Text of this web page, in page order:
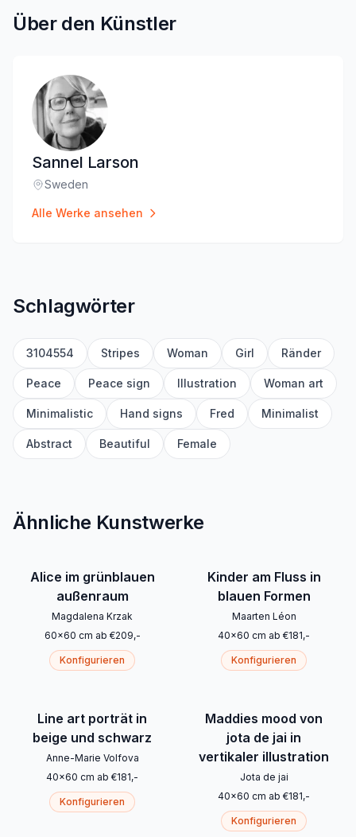
Über den Künstler
Sannel Larson
Standort:
Sweden
Alle Werke ansehen
Schlagwörter
3104554 Stripes Woman Girl Ränder
Peace Peace sign Illustration Woman art
Minimalistic Hand signs Fred Minimalist
Abstract Beautiful Female
Ähnliche Kunstwerke
Alice im grünblauen
außenraum
Magdalena Krzak
60x60 cm ab €209,-
Konfigurieren
Kinder am Fluss in
blauen Formen
Maarten Léon
40x60 cm ab €181,-
Konfigurieren
Line art porträt in
beige und schwarz
Anne-Marie Volfova
40x60 cm ab €181,-
Konfigurieren
Maddies mood von
jota de jai in
vertikaler illustration
Jota de jai
40x60 cm ab €181,-
Konfigurieren